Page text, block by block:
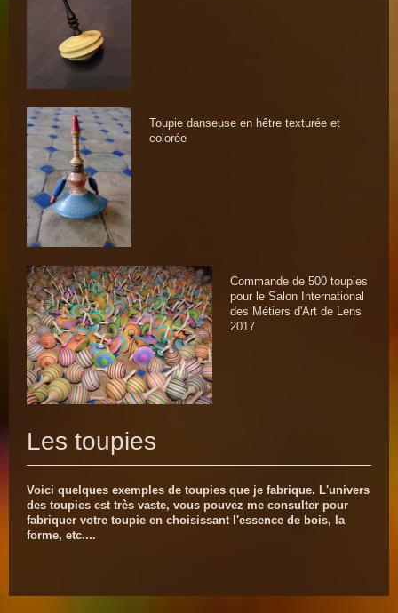
Toupie danseuse en hêtre texturée et
colorée
Commande de 500 toupies
pour le Salon International
des Métiers d'Art de Lens
2017
Les toupies
Voici quelques exemples de toupies que je fabrique. L'univers
des toupies est très vaste, vous pouvez me consulter pour
fabriquer votre toupie en choisissant l'essence de bois, la
forme, etc....